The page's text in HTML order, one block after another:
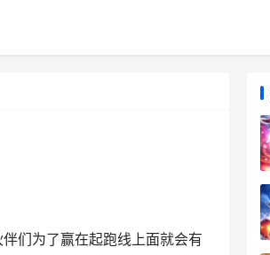
们为了赢在起跑线上面就会有